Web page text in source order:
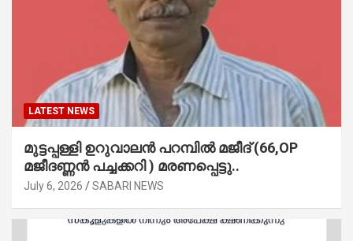
LATEST NEWS
മുട്ടപ്പള്ളി ഉറുവാലൻ പറമ്പിൽ മജീദ് (66,OP
മജീദണ്ണൻ പച്ചക്കറി ) മരണപ്പെട്ടു..
July 6, 2026 SABARI NEWS